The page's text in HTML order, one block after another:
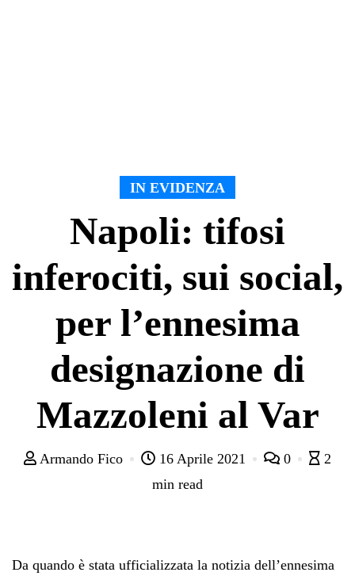
IN EVIDENZA
Napoli: tifosi
inferociti, sui social,
per l’ennesima
designazione di
Mazzoleni al Var
Armando Fico 16 Aprile 2021 0
2
min read
Da quando è stata ufficializzata la notizia dell’ennesima